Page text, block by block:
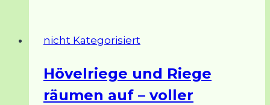
von
nicht Kategorisiert
Hövelriege und Riege
räumen auf – voller